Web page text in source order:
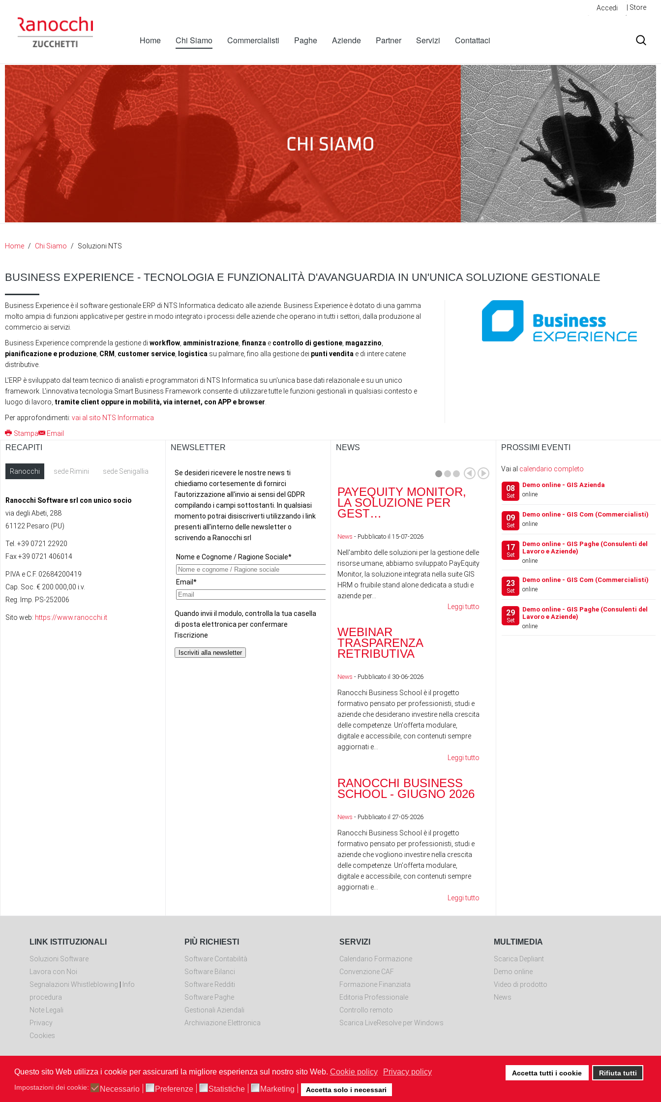
Questo sito Web utilizza i cookie per assicurarti la migliore esperienza sul nostro sito Web. Cookie policy Privacy policy Accetta tutti i cookie
Rifiuta tutti
Impostazioni dei cookie:
Necessario Preferenze Statistiche Marketing Accetta solo i necessari
Accedi | Store
Home Chi Siamo Commercialisti Paghe Aziende Partner Servizi Contattaci
Home Chi Siamo Soluzioni NTS
BUSINESS EXPERIENCE - TECNOLOGIA E FUNZIONALITÀ D'AVANGUARDIA IN UN'UNICA SOLUZIONE GESTIONALE
Business Experience è il software gestionale ERP di NTS Informatica dedicato alle aziende. Business Experience è dotato di una gamma
molto ampia di funzioni applicative per gestire in modo integrato i processi delle aziende che operano in tutti i settori, dalla produzione al
commercio ai servizi.
Business Experience comprende la gestione di workflow amministrazione finanza e controllo di gestione magazzino
pianificazione e produzione CRM customer service logistica su palmare, fino alla gestione dei punti vendita e di intere catene
distributive.
L'ERP è sviluppato dal team tecnico di analisti e programmatori di NTS Informatica su un'unica base dati relazionale e su un unico
framework. L'innovativa tecnologia Smart Business Framework consente di utilizzare tutte le funzioni gestionali in qualsiasi contesto e
luogo di lavoro, tramite client oppure in mobilità, via internet, con APP e browser
Per approfondimenti: vai al sito NTS Informatica
Stampa
Email
RECAPITI
Ranocchi sede Rimini sede Senigallia
Ranocchi Software srl con unico socio
via degli Abeti, 288
61122 Pesaro (PU)
Tel. +39 0721 22920
Fax +39 0721 406014
P.IVA e C.F. 02684200419
Cap. Soc. € 200.000,00 i.v.
Reg. Imp. PS-252006
Sito web: https://www.ranocchi.it
NEWSLETTER NEWS
PAYEQUITY MONITOR,
LA SOLUZIONE PER
GEST…
News - Pubblicato il 15-07-2026
Nell'ambito delle soluzioni per la gestione delle
risorse umane, abbiamo sviluppato PayEquity
Monitor, la soluzione integrata nella suite GIS
HRM o fruibile stand alone dedicata a studi e
aziende per...
Leggi tutto
WEBINAR
TRASPARENZA
RETRIBUTIVA
News - Pubblicato il 30-06-2026
Ranocchi Business School è il progetto
formativo pensato per professionisti, studi e
aziende che desiderano investire nella crescita
delle competenze. Un'offerta modulare,
digitale e accessibile, con contenuti sempre
aggiornati e...
Leggi tutto
RANOCCHI BUSINESS
SCHOOL - GIUGNO 2026
News - Pubblicato il 27-05-2026
Ranocchi Business School è il progetto
formativo pensato per professionisti, studi e
aziende che vogliono investire nella crescita
delle competenze. Un'offerta modulare,
digitale e accessibile, con contenuti sempre
aggiornati e...
Leggi tutto
RANOCCHI SOFTWARE
ACQUISISCE IL 100% DI
FESTIVAL DEL LAVORO
PROSSIMI EVENTI
Vai al calendario completo
08
Set
Demo online - GIS Azienda
online
09
Set
Demo online - GIS Com (Commercialisti)
online
17
Set
Demo online - GIS Paghe (Consulenti del
Lavoro e Aziende)
online
23
Set
Demo online - GIS Com (Commercialisti)
online
29
Set
Demo online - GIS Paghe (Consulenti del
Lavoro e Aziende)
online
LINK ISTITUZIONALI
Soluzioni Software
Lavora con Noi
Segnalazioni Whistleblowing
Info
procedura
Note Legali
Privacy
Cookies
PIÙ RICHIESTI
Software Contabilità
Software Bilanci
Software Redditi
Software Paghe
Gestionali Aziendali
Archiviazione Elettronica
SERVIZI
Calendario Formazione
Convenzione CAF
Formazione Finanziata
Editoria Professionale
Controllo remoto
Scarica LiveResolve per Windows
MULTIMEDIA
Scarica Depliant
Demo online
Video di prodotto
News
Ranocchi Software srl con socio unico - via degli Abeti, 288 - 61122 Pesaro (PU)
Tel. 0721 22920 P.Iva 02684200419 - REA PU-252006